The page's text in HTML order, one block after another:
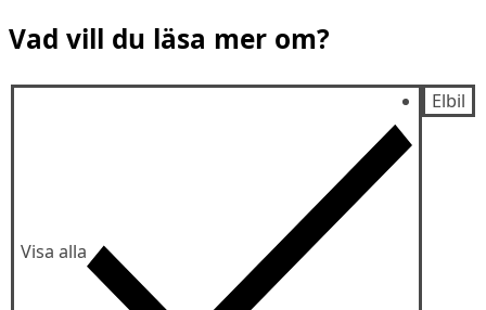
Vad vill du läsa mer om?
Visa alla
Elbil